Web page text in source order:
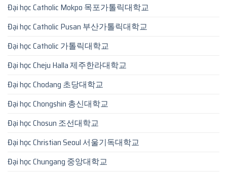
Đại học Catholic Mokpo 목포가톨릭대학교
Đại học Catholic Pusan 부산가톨릭대학교
Đại học Catholic 가톨릭대학교
Đại học Cheju Halla 제주한라대학교
Đại học Chodang 초당대학교
Đại học Chongshin 총신대학교
Đại học Chosun 조선대학교
Đại học Christian Seoul 서울기독대학교
Đại học Chungang 중앙대학교